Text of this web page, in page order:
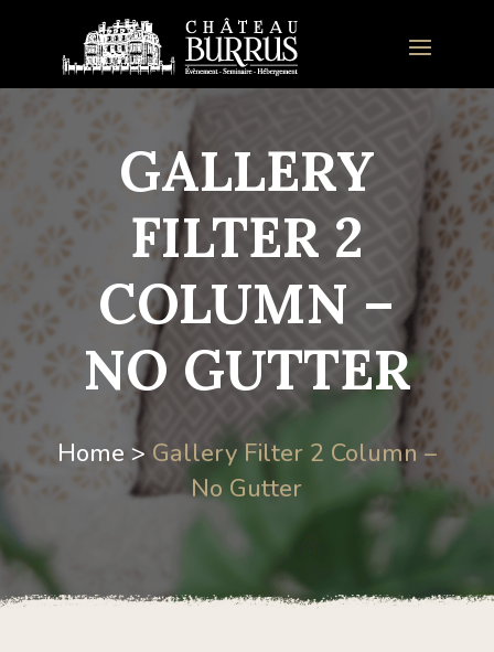
GALLERY
FILTER 2
COLUMN –
NO GUTTER
Home > Gallery Filter 2 Column –
No Gutter